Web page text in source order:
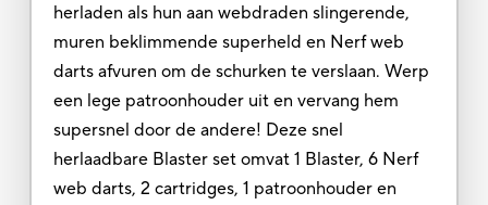
herladen als hun aan webdraden slingerende,
muren beklimmende superheld en Nerf web
darts afvuren om de schurken te verslaan. Werp
een lege patroonhouder uit en vervang hem
supersnel door de andere! Deze snel
herlaadbare Blaster set omvat 1 Blaster, 6 Nerf
web darts, 2 cartridges, 1 patroonhouder en